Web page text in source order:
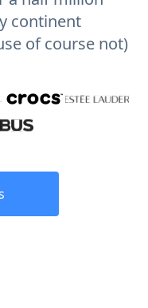
continent
of course not)